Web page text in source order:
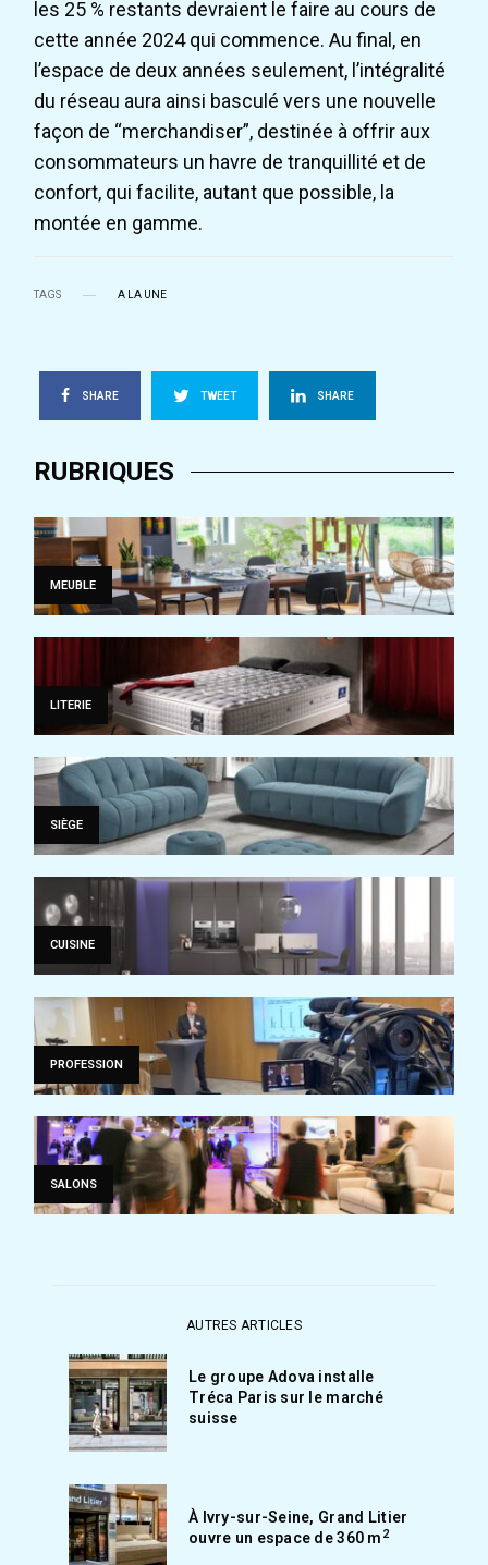
les 25 % restants devraient le faire au cours de
cette année 2024 qui commence. Au final, en
l’espace de deux années seulement, l’intégralité
du réseau aura ainsi basculé vers une nouvelle
façon de “merchandiser”, destinée à offrir aux
consommateurs un havre de tranquillité et de
confort, qui facilite, autant que possible, la
montée en gamme.
TAGS A LA UNE
SHARE TWEET SHARE
RUBRIQUES
MEUBLE
LITERIE
SIÈGE
CUISINE
PROFESSION
SALONS
AUTRES ARTICLES
Le groupe Adova installe
Tréca Paris sur le marché
suisse
À Ivry-sur-Seine, Grand Litier
ouvre un espace de 360 m 2